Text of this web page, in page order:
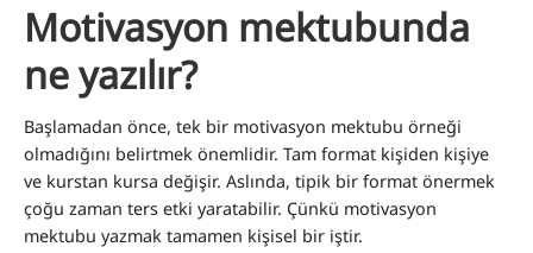
Motivasyon mektubunda
ne yazılır?
Başlamadan önce, tek bir motivasyon mektubu örneği
olmadığını belirtmek önemlidir. Tam format kişiden kişiye
ve kurstan kursa değişir. Aslında, tipik bir format önermek
çoğu zaman ters etki yaratabilir. Çünkü motivasyon
mektubu yazmak tamamen kişisel bir iştir.